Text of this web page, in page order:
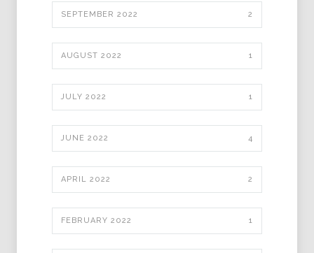
SEPTEMBER 2022 2
AUGUST 2022 1
JULY 2022 1
JUNE 2022 4
APRIL 2022 2
FEBRUARY 2022 1